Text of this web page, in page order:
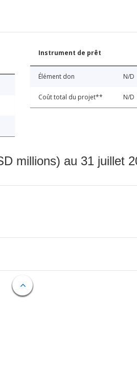
Instrument de prêt
Élément don N/D
Coût total du projet** N/D
millions) au 31 juillet